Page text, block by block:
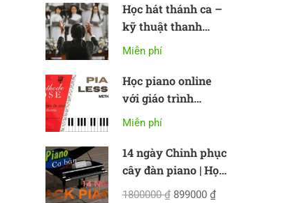
Học hát thánh ca –
kỹ thuật thanh
nhạc cơ bản
Miễn phí
Học piano online
với giáo trình
Methode Rose
Miễn phí
14 ngày Chinh phục
cây đàn piano | Học
piano online cơ bản
1800000 ₫ 899000 ₫